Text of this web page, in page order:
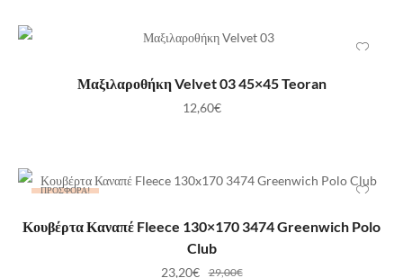
ΠΡΟΣΘΉΚΗ ΣΤΟ ΚΑΛΆΘΙ
Μαξιλαροθήκη Velvet 03 45×45 Teoran
12,60€
ΠΡΟΣΦΟΡΆ!
ΠΡΟΣΘΉΚΗ ΣΤΟ ΚΑΛΆΘΙ
Κουβέρτα Καναπέ Fleece 130×170 3474 Greenwich Polo
Club
29,00€
23,20€